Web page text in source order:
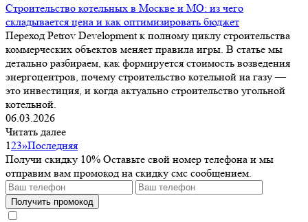
Строительство котельных в Москве и МО: из чего
складывается цена и как оптимизировать бюджет
Переход Petrov Development к полному циклу строительства
коммерческих объектов меняет правила игры. В статье мы
детально разбираем, как формируется стоимость возведения
энергоцентров, почему строительство котельной на газу —
это инвестиция, и когда актуально строительство угольной
котельной.
06.03.2026
Читать далее
123»Последняя
Получи скидку 10% Оставьте свой номер телефона и мы
отправим вам промокод на скидку смс сообщением.
Получить промокод